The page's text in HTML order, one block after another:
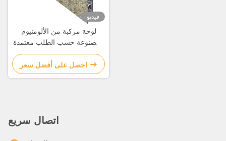
فيديو
لوحة مركبة من الألومنيوم
المصنوعة حسب الطلب معتمدة
ISO9001
احصل على أفضل سعر
اتصال سريع